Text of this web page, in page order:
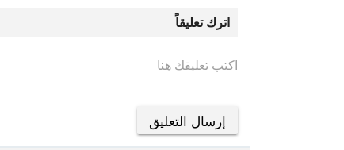
اترك تعليقاً
اكتب تعليقك هنا